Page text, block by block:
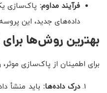
فرآیند مداوم: پاک‌سازی
داده‌های جدید، این
بهترین روش‌ها
برای اطمینان از پاک‌سازی
درک داده‌ها: باید منشأ